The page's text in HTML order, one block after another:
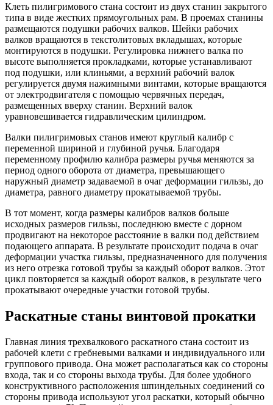
Клеть пилигримового стана состоит из двух станин закрытого
типа в виде жестких прямоугольных рам. В проемах станины
размещаются подушки рабочих валков. Шейки рабочих
валков вращаются в текстолитовых вкладышах, которые
монтируются в подушки. Регулировка нижнего валка по
высоте выполняется прокладками, которые устанавливают
под подушки, или клиньями, а верхний рабочий валок
регулируется двумя нажимными винтами, которые вращаются
от электродвигателя с помощью червячных передач,
размещенных вверху станин. Верхний валок
уравновешивается гидравлическим цилиндром.
Валки пилигримовых станов имеют круглый калибр с
переменной шириной и глубиной ручья. Благодаря
переменному профилю калибра размеры ручья меняются за
период одного оборота от диаметра, превышающего
наружный диаметр задаваемой в очаг деформации гильзы, до
диаметра, равного диаметру прокатываемой трубы.
В тот момент, когда размеры калибров валков больше
исходных размеров гильзы, последнюю вместе с дорном
продвигают на некоторое расстояние в валки под действием
подающего аппарата. В результате происходит подача в очаг
деформации участка гильзы, предназначенного для получения
из него отрезка готовой трубы за каждый оборот валков. Этот
цикл повторяется за каждый оборот валков, в результате чего
прокатывают очередные участки готовой трубы.
Раскатные станы винтовой прокатки
Главная линия трехвалкового раскатного стана состоит из
рабочей клети с гребневыми валками и индивидуального или
группового привода. Она может располагаться как со стороны
входа, так и со стороны выхода трубы. Для более удобного
конструктивного расположения шпиндельных соединений со
стороны привода используют угол раскатки, который обычно